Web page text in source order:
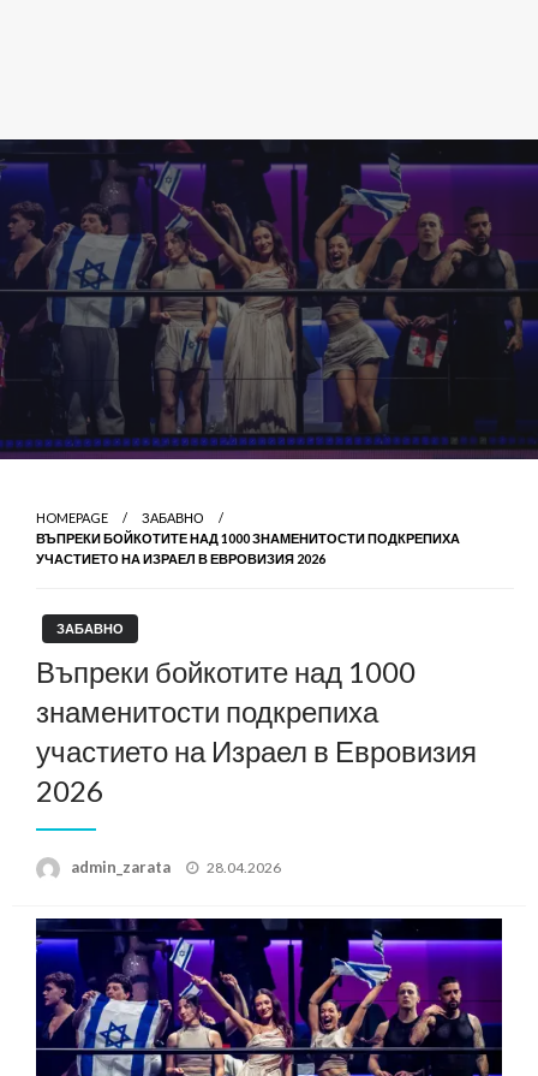
HOMEPAGE
ЗАБАВНО
ВЪПРЕКИ БОЙКОТИТЕ НАД 1000 ЗНАМЕНИТОСТИ ПОДКРЕПИХА
УЧАСТИЕТО НА ИЗРАЕЛ В ЕВРОВИЗИЯ 2026
ЗАБАВНО
Въпреки бойкотите над 1000
знаменитости подкрепиха
участието на Израел в Евровизия
2026
admin_zarata
Posted
28.04.2026